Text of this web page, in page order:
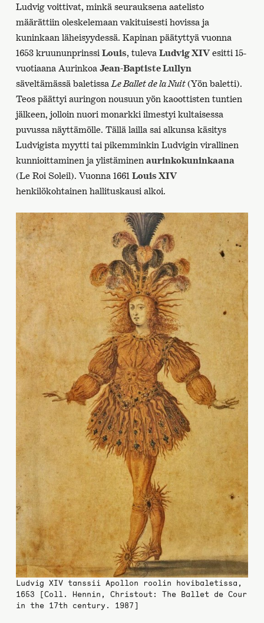
Ludvig voittivat, minkä seurauksena aatelisto
määrättiin oleskelemaan vakituisesti hovissa ja
kuninkaan läheisyydessä. Kapinan päätyttyä vuonna
1653 kruununprinssi Louis, tuleva Ludvig XIVesitti 15-
vuotiaana Aurinkoa Jean-Baptiste Lullyn
säveltämässä baletissa Le Ballet de la Nuit(Yön baletti).
Teos päättyi auringon nousuun yön kaoottisten tuntien
jälkeen, jolloin nuori monarkki ilmestyi kultaisessa
puvussa näyttämölle. Tällä lailla sai alkunsa käsitys
Ludvigista myytti tai pikemminkin Ludvigin virallinen
kunnioittaminen ja ylistäminen aurinkokuninkaana
(Le Roi Soleil). Vuonna 1661 Louis XIV
henkilökohtainen hallituskausi alkoi.
Ludvig XIV tanssii Apollon roolin hovibaletissa,
1653 [Coll. Hennin, Christout: The Ballet de Cour
in the 17th century. 1987]